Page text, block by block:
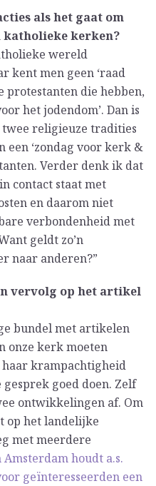
als het gaat om
katholieke kerken?
wereld
kent men geen ‘raad
protestanten die hebben,
het jodendom’. Dan is
religieuze tradities
een ‘zondag voor kerk &
Verder denk ik dat
contact staat met
en daarom niet
verbondenheid met
geldt zo’n
naar anderen?”
vervolg op het artikel
bundel met artikelen
onze kerk moeten
haar krampachtigheid
goed doen. Zelf
ontwikkelingen af. Om
op het landelijke
met meerdere
Amsterdam houdt a.s.
geïnteresseerden een